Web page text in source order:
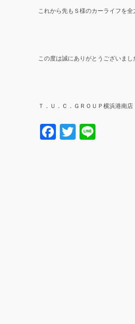
これから先もＳ様のカーライフを
この度は誠にありがとうございまし
Ｔ．Ｕ．Ｃ．ＧＲＯＵＰ横浜港南店
Facebook
Twitter